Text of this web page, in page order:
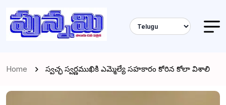
Home స్వచ్ఛ స్వర్ణముఖికి ఎమ్మెల్యే సహకారం కోరిన కోలా విశాలి